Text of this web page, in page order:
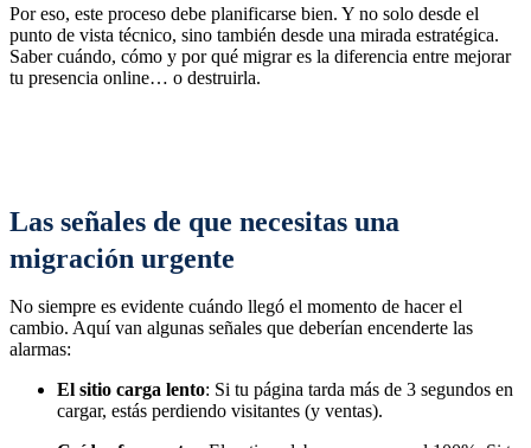
Por eso, este proceso debe planificarse bien. Y no solo desde el
punto de vista técnico, sino también desde una mirada estratégica.
Saber cuándo, cómo y por qué migrar es la diferencia entre mejorar
tu presencia online… o destruirla.
Las señales de que necesitas una
migración urgente
No siempre es evidente cuándo llegó el momento de hacer el
cambio. Aquí van algunas señales que deberían encenderte las
alarmas:
El sitio carga lento: Si tu página tarda más de 3 segundos en
cargar, estás perdiendo visitantes (y ventas).